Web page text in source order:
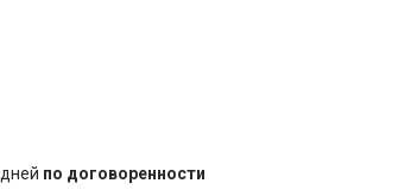
по договоренности